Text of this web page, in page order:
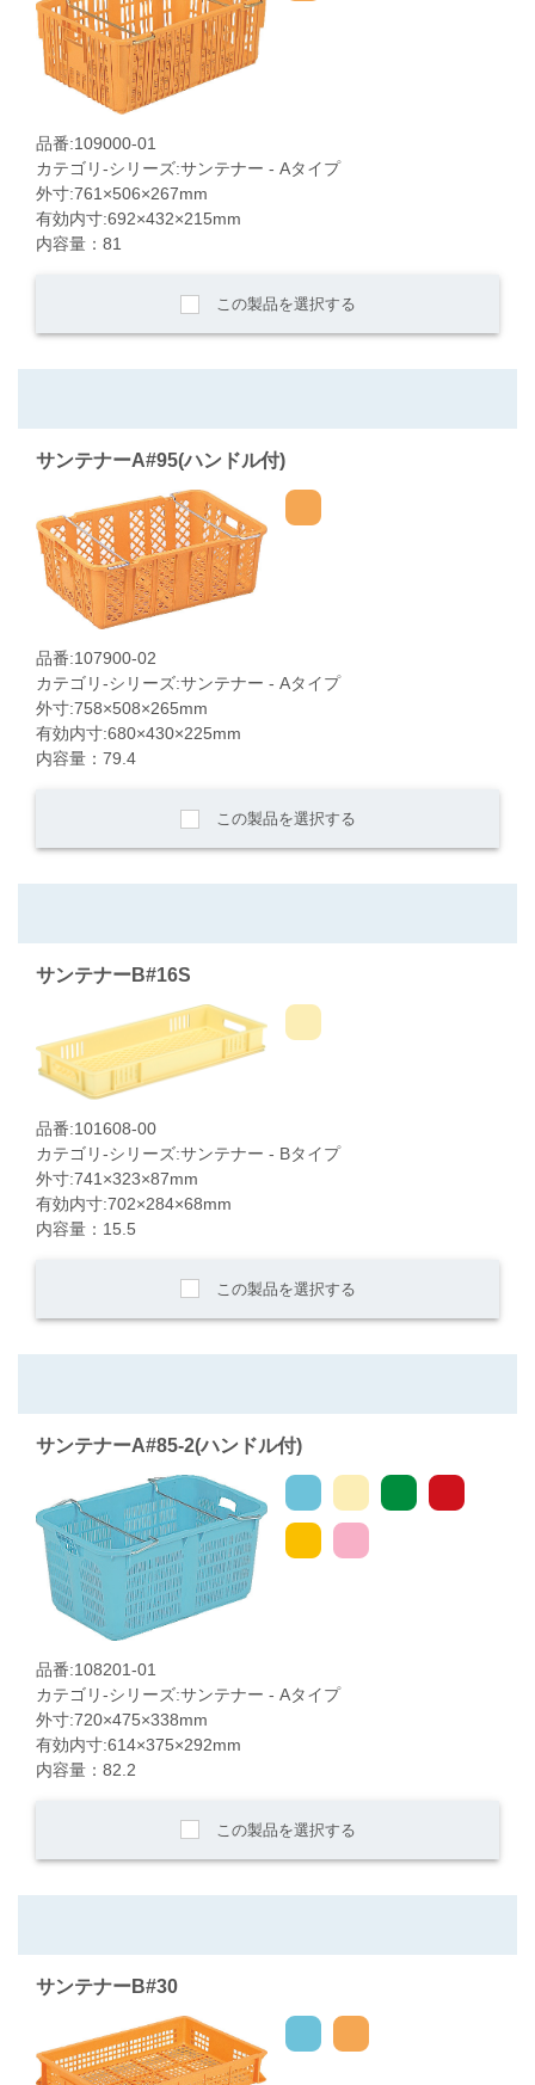
品番:109000-01
カテゴリ-シリーズ:サンテナー - Aタイプ
外寸:761×506×267mm
有効内寸:692×432×215mm
内容量：81
この製品を選択する
サンテナーA#95(ハンドル付)
品番:107900-02
カテゴリ-シリーズ:サンテナー - Aタイプ
外寸:758×508×265mm
有効内寸:680×430×225mm
内容量：79.4
この製品を選択する
サンテナーB#16S
品番:101608-00
カテゴリ-シリーズ:サンテナー - Bタイプ
外寸:741×323×87mm
有効内寸:702×284×68mm
内容量：15.5
この製品を選択する
サンテナーA#85-2(ハンドル付)
品番:108201-01
カテゴリ-シリーズ:サンテナー - Aタイプ
外寸:720×475×338mm
有効内寸:614×375×292mm
内容量：82.2
この製品を選択する
サンテナーB#30